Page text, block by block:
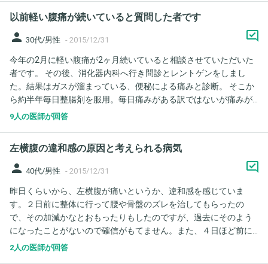
は…何が原因でしょうか？
以前軽い腹痛が続いていると質問した者です
person 30代/男性 - 2015/12/31
今年の2月に軽い腹痛が2ヶ月続いていると相談させていただいた
者です。 その後、消化器内科へ行き問診とレントゲンをしまし
た。結果はガスが溜まっている、便秘による痛みと診断。 そこか
ら約半年毎日整腸剤を服用。毎日痛みがある訳ではないが痛みが
改善されないので、大腸カメラをする事に。カメラの前に単純CT
状を書いていただきました。原因がある程度分かったからか、そ
こから痛みが殆どなく3ヶ月経過。 しかし自己判断のままでは、
受診内容と問診により、手術するには根拠が薄い、経過観察でと
診断されました。便秘だと虫垂が圧迫して痛みが出る事もあると
聞きました。 その翌日から数日間、右下腹部痛あり。押して軽い
痛み、靴下を履く体勢で痛み、寝るとき左側を下にすると痛みが
ありました。起き上がったり腹筋を使っても痛む事があります。
9人の医師が回答
左横腹の違和感の原因と考えられる病気
person 40代/男性 - 2015/12/31
昨日くらいから、左横腹が痛いというか、違和感を感じていま
す。２日前に整体に行って腰や骨盤のズレを治してもらったの
で、その加減かなとおもったりもしたのですが、過去にそのよう
になったことがないので確信がもてません。また、４日ほど前に
下痢をして、へそより左下が痛かったのですが、お腹のほうが原
2人の医師が回答